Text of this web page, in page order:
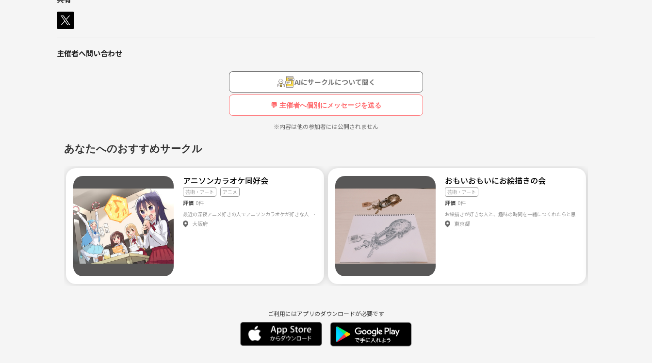
↓あまり更新していませんが、、、
https://www.facebook.com/ryujintaiko/
主催者へ問い合わせ
AIにサークルについて聞く
💬 主催者へ個別にメッセージを送る
※内容は他の参加者には公開されません
あなたへのおすすめサークル
アニソンカラオケ同好会
芸術・アート アニメ
評価 0件
最近の深夜アニメ好きの人でアニソンカラオケが好きな人 一緒にカラオケで楽しみましょー最近の深夜アニメ好きの人でアニソンカラオケが好きって方よかったら一緒にカラオケしませんか。 毎月最終日曜日
大阪府
おもいおもいにお絵描きの会
芸術・アート
評価 0件
お絵描きが好きな人と、趣味の時間を一緒につくれたらと思って設立しました！ 私は鉛筆画
東京都
ご利用にはアプリのダウンロードが必要です